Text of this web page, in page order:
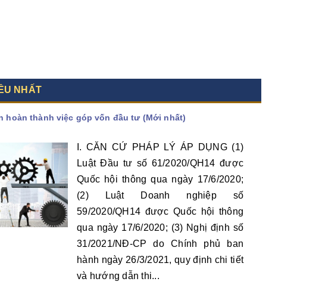
Xem thêm
NHẤT
hoàn thành việc góp vốn đầu tư (Mới nhất)
I. CĂN CỨ PHÁP LÝ ÁP DỤNG (1)
Luật Đầu tư số 61/2020/QH14 được
Quốc hội thông qua ngày 17/6/2020;
(2) Luật Doanh nghiệp số
59/2020/QH14 được Quốc hội thông
qua ngày 17/6/2020; (3) Nghị định số
31/2021/NĐ-CP do Chính phủ ban
hành ngày 26/3/2021, quy định chi tiết
và hướng dẫn thi...